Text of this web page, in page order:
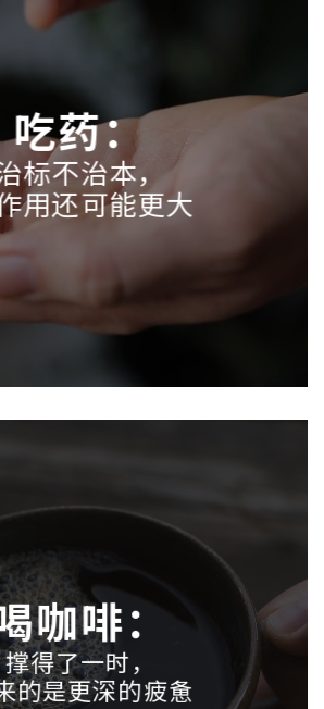
吃药：
标不治本，
用还可能更大
咖啡：
撑得了一时，
的是更深的疲惫